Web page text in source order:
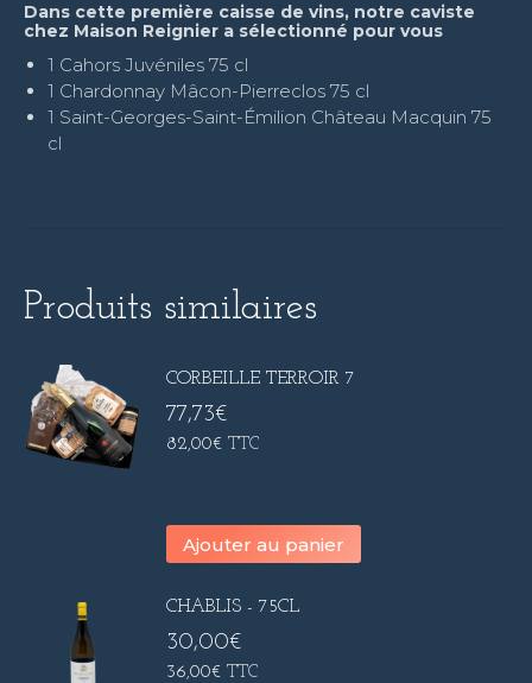
Dans cette première caisse de vins, notre caviste
chez Maison Reignier a sélectionné pour vous
1 Cahors Juvéniles 75 cl
1 Chardonnay Mâcon-Pierreclos 75 cl
1 Saint-Georges-Saint-Émilion Château Macquin 75
cl
Produits similaires
CORBEILLE TERROIR 7
77,73€
82,00€ TTC
Ajouter au panier
CHABLIS - 75CL
30,00€
36,00€ TTC